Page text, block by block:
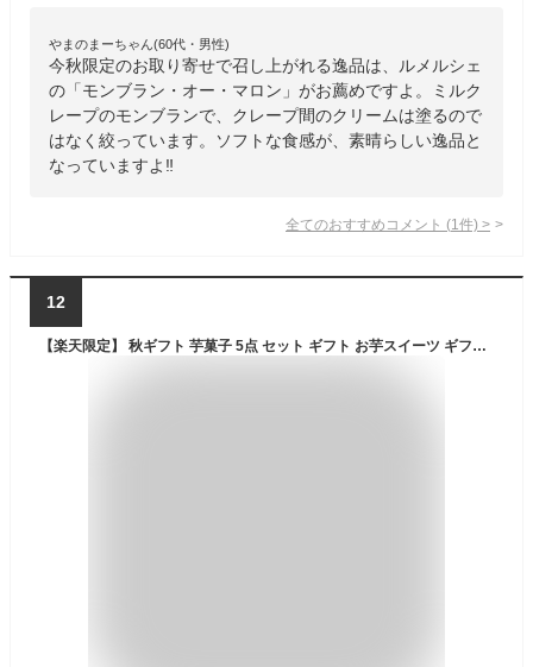
やまのまーちゃん(60代・男性)
今秋限定のお取り寄せで召し上がれる逸品は、ルメルシェ
の「モンブラン・オー・マロン」がお薦めですよ。ミルク
レープのモンブランで、クレープ間のクリームは塗るので
はなく絞っています。ソフトな食感が、素晴らしい逸品と
なっていますよ‼️
全てのおすすめコメント (1 件) >
12
【楽天限定】 秋ギフト 芋菓子 5点 セット ギフト お芋スイーツ ギフト 干し芋 芋けんぴ 芋チップ プチギフト 和スイーツ プレゼント 茨城県産 紅はるか 天日干し お取り寄せ お祝い